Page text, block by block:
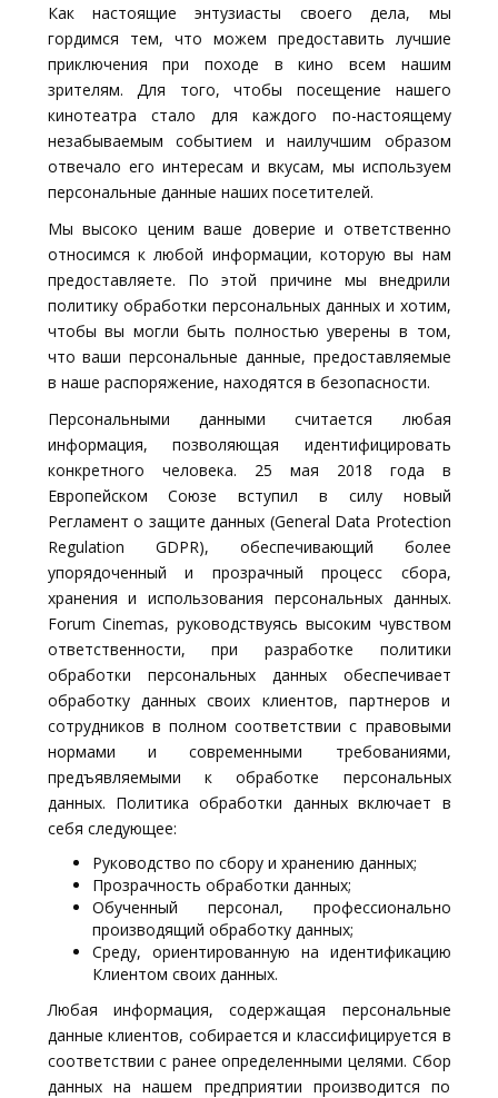
Как настоящие энтузиасты своего дела, мы
гордимся тем, что можем предоставить лучшие
приключения при походе в кино всем нашим
зрителям. Для того, чтобы посещение нашего
кинотеатра стало для каждого по-настоящему
незабываемым событием и наилучшим образом
отвечало его интересам и вкусам, мы используем
персональные данные наших посетителей.
Мы высоко ценим ваше доверие и ответственно
относимся к любой информации, которую вы нам
предоставляете. По этой причине мы внедрили
политику обработки персональных данных и хотим,
чтобы вы могли быть полностью уверены в том,
что ваши персональные данные, предоставляемые
в наше распоряжение, находятся в безопасности.
Персональными данными считается любая
информация, позволяющая идентифицировать
конкретного человека. 25 мая 2018 года в
Европейском Союзе вступил в силу новый
Регламент о защите данных (General Data Protection
Regulation GDPR), обеспечивающий более
упорядоченный и прозрачный процесс сбора,
хранения и использования персональных данных.
Forum Cinemas, руководствуясь высоким чувством
ответственности, при разработке политики
обработки персональных данных обеспечивает
обработку данных своих клиентов, партнеров и
сотрудников в полном соответствии с правовыми
нормами и современными требованиями,
предъявляемыми к обработке персональных
данных. Политика обработки данных включает в
себя следующее:
Руководство по сбору и хранению данных;
Прозрачность обработки данных;
Обученный персонал, профессионально
производящий обработку данных;
Среду, ориентированную на идентификацию
Клиентом своих данных.
Любая информация, содержащая персональные
данные клиентов, собирается и классифицируется в
соответствии с ранее определенными целями. Сбор
данных на нашем предприятии производится по